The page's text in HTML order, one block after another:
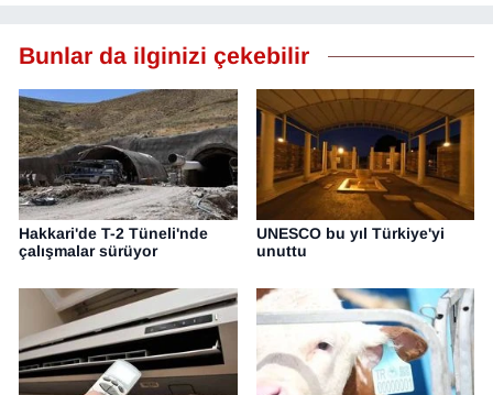
Bunlar da ilginizi çekebilir
Hakkari'de T-2 Tüneli'nde
çalışmalar sürüyor
UNESCO bu yıl Türkiye'yi
unuttu